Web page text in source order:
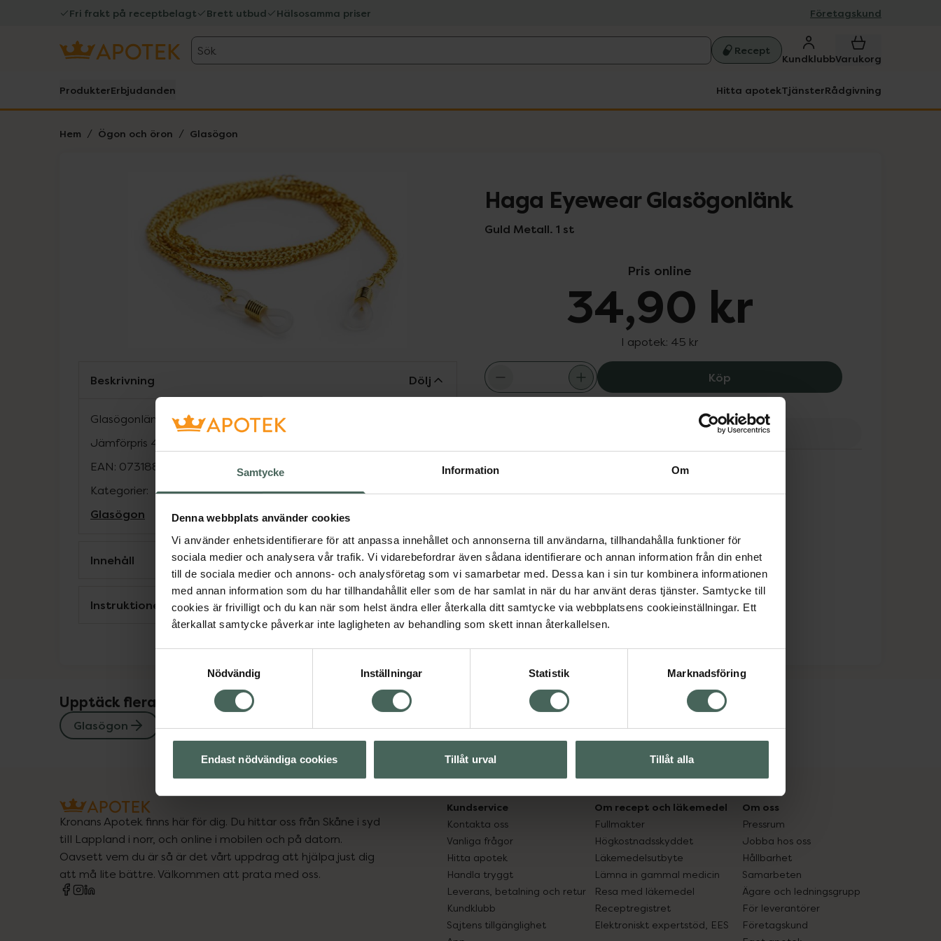
Samtycke Information Om
Denna webbplats använder cookies
Vi använder enhetsidentifierare för att anpassa innehållet och annonserna till användarna, tillhandahålla funktioner för
sociala medier och analysera vår trafik. Vi vidarebefordrar även sådana identifierare och annan information från din enhet
till de sociala medier och annons- och analysföretag som vi samarbetar med. Dessa kan i sin tur kombinera informationen
med annan information som du har tillhandahållit eller som de har samlat in när du har använt deras tjänster. Samtycke till
cookies är frivilligt och du kan när som helst ändra eller återkalla ditt samtycke via webbplatsens cookieinställningar. Ett
återkallat samtycke påverkar inte lagligheten av behandling som skett innan återkallelsen.
Nödvändig
Inställningar Statistik Marknadsföring
Endast nödvändiga cookies Tillåt urval Tillåt alla
Fri frakt på receptbelagt Brett utbud Hälsosamma priser Företagskund
Sök Recept
KundklubbVarukorg
ProdukterErbjudanden Hitta apotekTjänsterRådgivning
Hem Ögon och öron Glasögon
Lista: . Innehåller 1 objekt. Haga Eyewear Glasögonlänk
Guld Metall. 1 st
Pris online
34,90 kr
I apotek: 45 kr
Köp Haga Eyewear Glasögonlänk, 34.9
Finns i webblager
Beskrivning Dölj
Glasögonlänk i guld metall att fästa glasögonen i vid behov.
Jämförpris 45 kr
EAN: 07318836215929
Kategorier:
Glasögon
Innehåll Visa
Instruktioner Visa
Upptäck flera produkter inom
Glasögon
Kronans Apotek finns här för dig. Du hittar oss från Skåne i syd
till Lappland i norr, och online i mobilen och på datorn.
Oavsett vem du är så är det vårt uppdrag att hjälpa just dig
att må lite bättre. Välkommen att prata med oss.
Kundservice
Kontakta oss
Vanliga frågor
Hitta apotek
Handla tryggt
Leverans, betalning och retur
Kundklubb
Sajtens tillgänglighet
Om recept och läkemedel
Fullmakter
Högkostnadsskyddet
Läkemedelsutbyte
Lämna in gammal medicin
Resa med läkemedel
Receptregistret
Elektroniskt expertstöd, EES
Om oss
Pressrum
Jobba hos oss
Hållbarhet
Samarbeten
Ägare och ledningsgrupp
För leverantörer
Företagskund